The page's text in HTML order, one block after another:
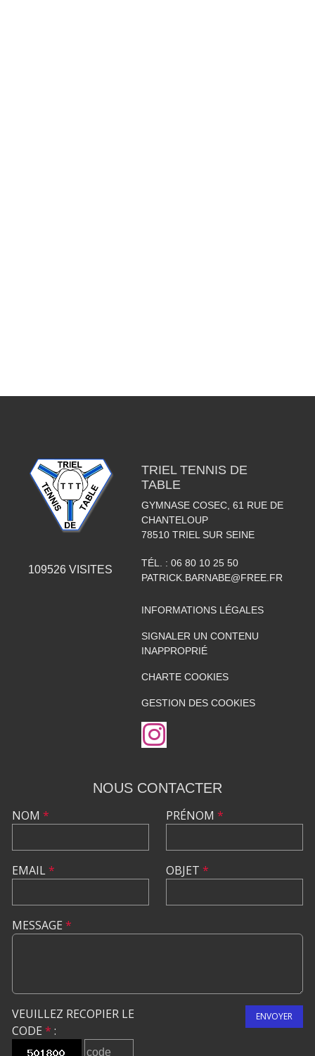
109526 VISITES
TRIEL TENNIS DE
TABLE
GYMNASE COSEC, 61 RUE DE
CHANTELOUP
78510 TRIEL SUR SEINE
TÉL. : 06 80 10 25 50
PATRICK.BARNABE@FREE.FR
INFORMATIONS LÉGALES
SIGNALER UN CONTENU
INAPPROPRIÉ
CHARTE COOKIES
GESTION DES COOKIES
NOUS CONTACTER
NOM *
EMAIL*
PRÉNOM *
OBJET *
MESSAGE *
VEUILLEZ RECOPIER LE
CODE * :
ENVOYER